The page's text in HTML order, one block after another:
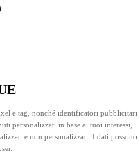
e tag, nonché identificatori pubblicitari
personalizzati in base ai tuoi interessi,
e non personalizzati. I dati possono